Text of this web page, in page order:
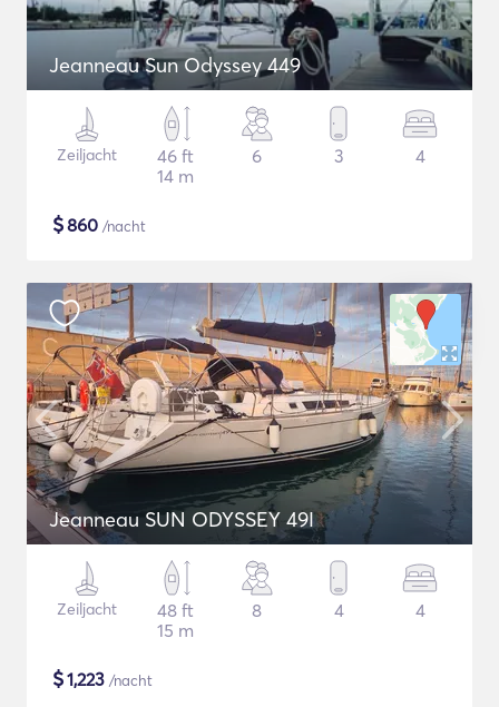
Jeanneau Sun Odyssey 449
Zeiljacht
46 ft
14 m
6 3 4
$860 /nacht
Jeanneau SUN ODYSSEY 49I
Zeiljacht
48 ft
15 m
8 4 4
$1,223 /nacht